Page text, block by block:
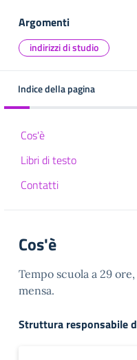
Argomenti
indirizzi di studio
Indice della pagina
Cos'è
Libri di testo
Contatti
Cos'è
Tempo scuola a 29
mensa.
Struttura responsabile